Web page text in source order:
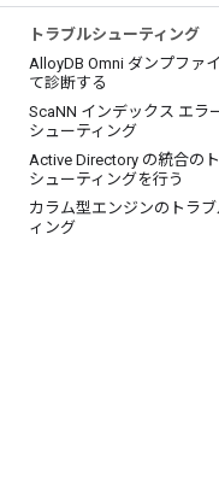
トラブルシューティング
AlloyDB Omni ダンプファ
て診断する
ScaNN インデックス エラ
シューティング
Active Directory の統合の
シューティングを行う
カラム型エンジンのトラ
ィング